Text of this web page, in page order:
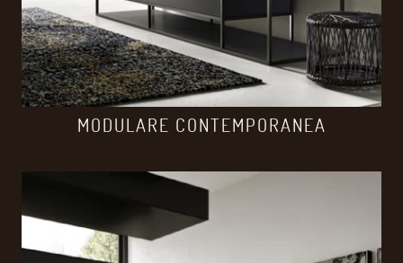
MODULARE CONTEMPORANEA